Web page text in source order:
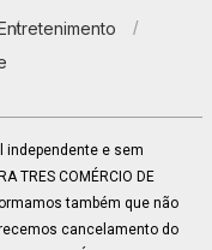
independente e sem
TRES COMÉRCIO DE
também que não
cancelamento do